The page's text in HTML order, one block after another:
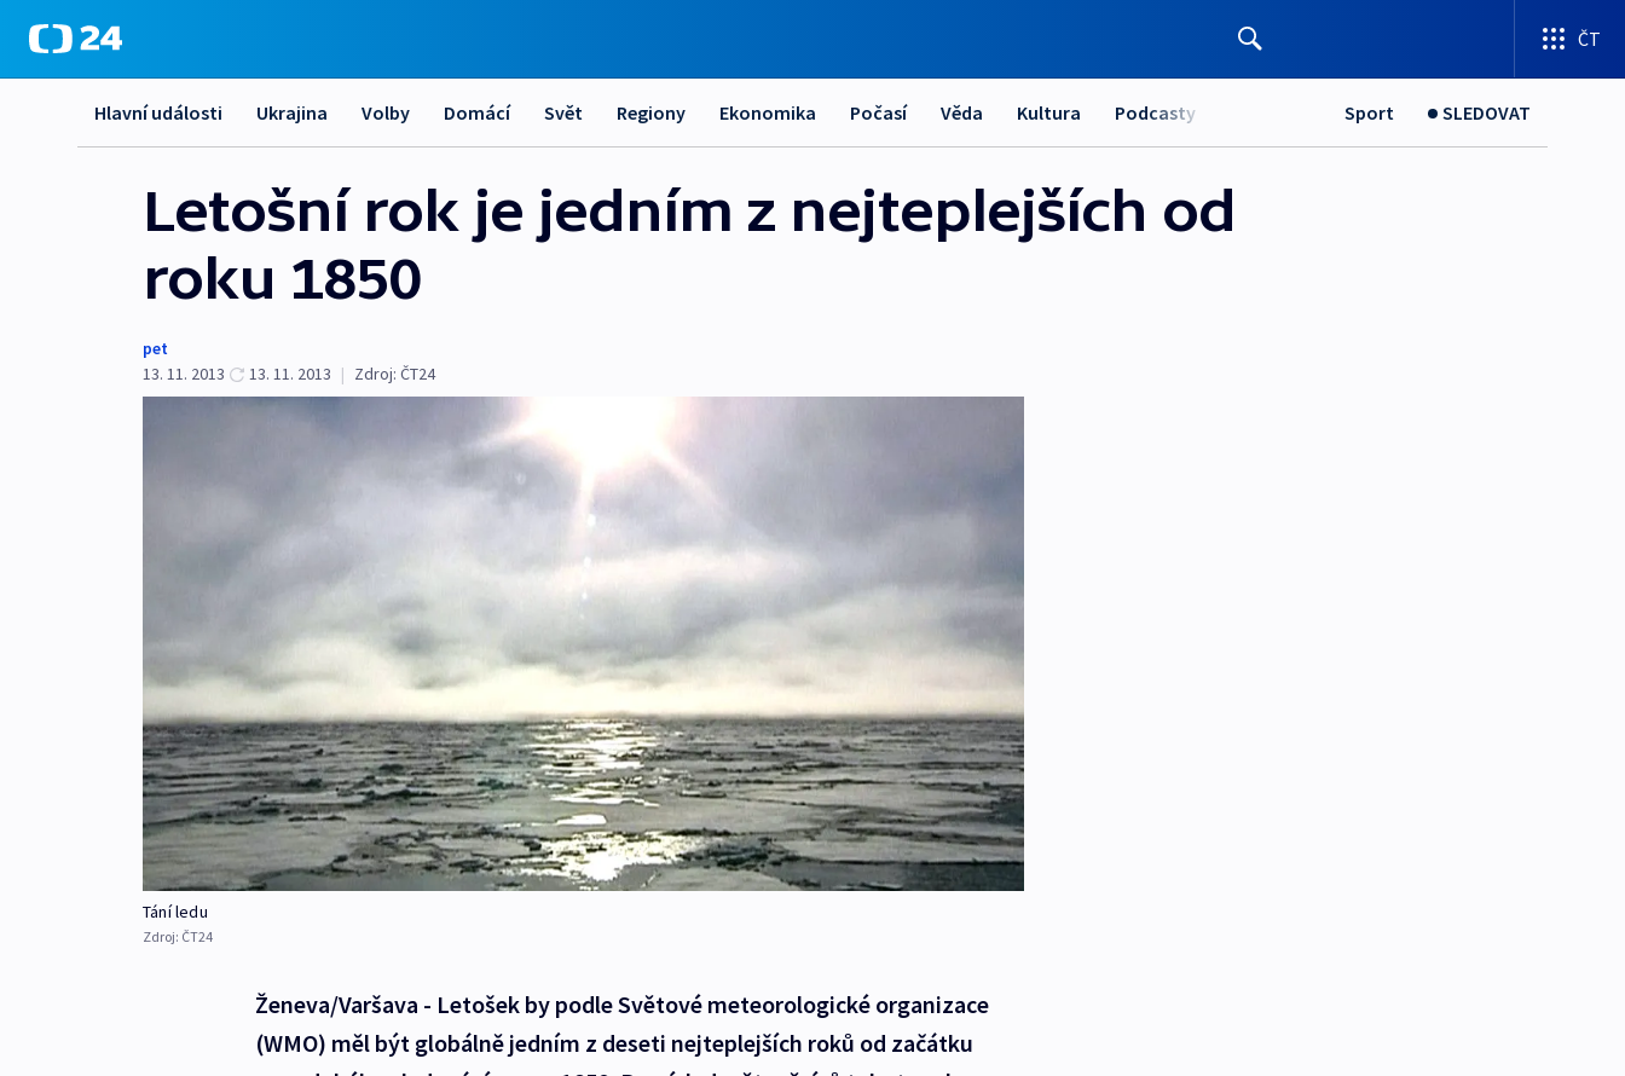
ČT
Hlavní události Ukrajina Volby Domácí Svět Regiony Ekonomika Počasí Věda Kultura Podcasty Sport SLEDOVAT
Letošní rok je jedním z nejteplejších od
roku 1850
pet
13. 11. 2013
13. 11. 2013 | Zdroj: ČT24
Tání ledu
Zdroj: ČT24
Ženeva/Varšava - Letošek by podle Světové meteorologické organizace
(WMO) měl být globálně jedním z deseti nejteplejších roků od začátku